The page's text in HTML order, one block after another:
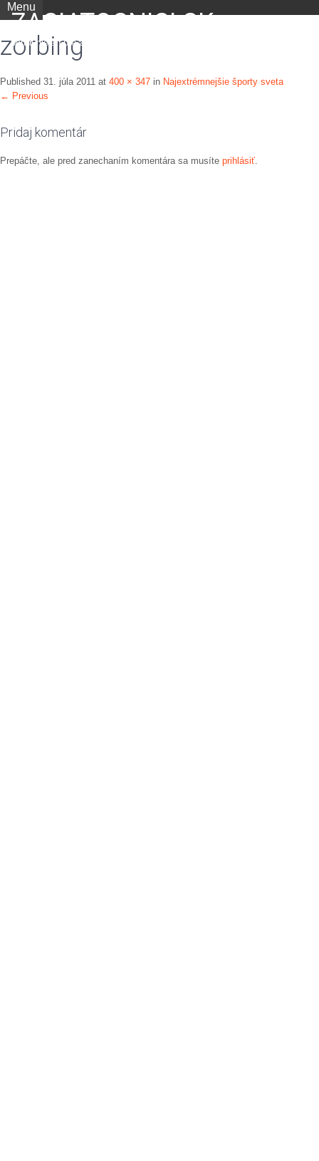
ZACIATOCNICI.SK
portál nielen pre začiatočníkov
Menu
zorbing
Published 31. júla 2011 at 400 × 347 in Najextrémnejšie športy sveta
← Previous
Pridaj komentár
Prepáčte, ale pred zanechaním komentára sa musíte prihlásiť.